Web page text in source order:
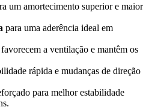
um amortecimento superior e maior
para uma aderência ideal em
a ventilação e mantêm os
rápida e mudanças de direção
para melhor estabilidade